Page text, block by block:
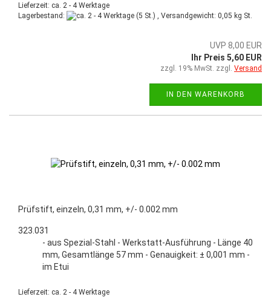
Lieferzeit: ca. 2 - 4 Werktage
Lagerbestand:
(5 St.) , Versandgewicht: 0,05 kg St.
UVP 8,00 EUR
Ihr Preis 5,60 EUR
zzgl. 19% MwSt. zzgl. Versand
IN DEN WARENKORB
Prüfstift, einzeln, 0,31 mm, +/- 0.002 mm
323.031
- aus Spezial-Stahl - Werkstatt-Ausführung - Länge 40
mm, Gesamtlänge 57 mm - Genauigkeit: ± 0,001 mm -
im Etui
Lieferzeit: ca. 2 - 4 Werktage